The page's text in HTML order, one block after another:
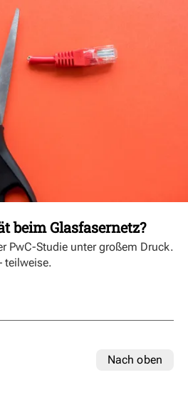
beim Glasfasernetz?
PwC-Studie unter großem Druck.
teilweise.
Nach oben